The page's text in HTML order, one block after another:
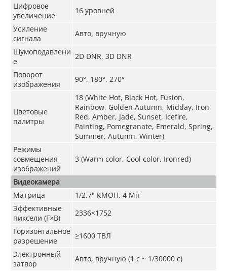
Цифровое
увеличение
16 уровней
Усиление
сигнала
Авто, вручную
Шумоподавлени
е
2D DNR, 3D DNR
Поворот
изображения
90°, 180°, 270°
Цветовые
палитры
18 (White Hot, Black Hot, Fusion,
Rainbow, Golden Autumn, Midday, Iron
Red, Amber, Jade, Sunset, Icefire,
Painting, Pomegranate, Emerald, Spring,
Summer, Autumn, Winter)
Режимы
совмещения
изображений
3 (Warm color, Сool color, Ironred)
Видеокамера
Матрица
1/2.7" КМОП, 4 Мп
Эффективные
пиксели (Г×В)
2336×1752
Горизонтальное
разрешение
≥1600 ТВЛ
Электронный
затвор
Авто, вручную (1 с ~ 1/30000 с)